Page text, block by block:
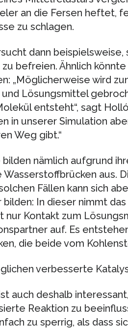
an die Fersen heftet,
zu schlagen.
dann beispielsweise,
befreien. Ähnlich
„Möglicherweise wird
und Lösungsmittel
entsteht“, sagt
in unserer Simulation
Weg gibt.“
nämlich aufgrund
aus.
Fällen kann sich
In dieser nimmt
nur Kontakt zum
auf. Es
die beide vom
verbesserte
auch deshalb
Reaktion zu
zu sperrig, als dass